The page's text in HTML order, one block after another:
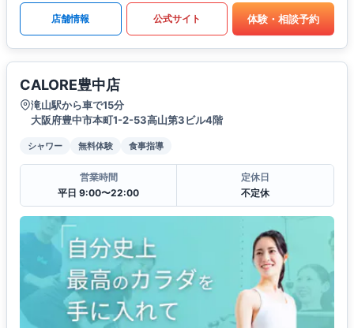
店舗情報 公式サイト 体験・相談予約
CALORE豊中店
滝山駅から車で15分
大阪府豊中市本町1-2-53高山第3ビル4階
シャワー 無料体験 食事指導
営業時間
平日 9:00〜22:00
定休日
不定休